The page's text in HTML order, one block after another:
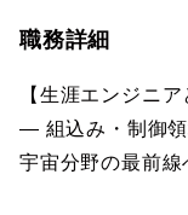
職務詳細
【生涯エンジニ
― 組込み・制御領
宇宙分野の最前